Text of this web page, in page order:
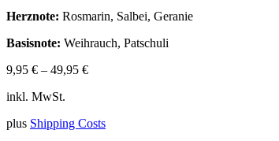
Herznote: Rosmarin, Salbei, Geranie
Basisnote: Weihrauch, Patschuli
9,95 € – 49,95 €
inkl. MwSt.
plus Shipping Costs